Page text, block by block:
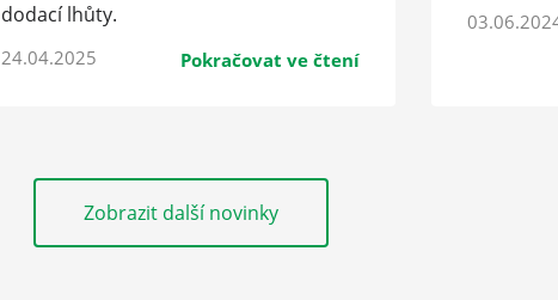
dodací lhůty.
24.04.2025 Pokračovat ve čtení
Zobrazit další novinky